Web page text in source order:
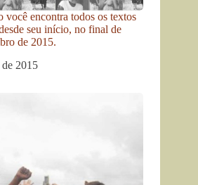
você encontra todos os textos
seu início, no final de
de 2015.
2015